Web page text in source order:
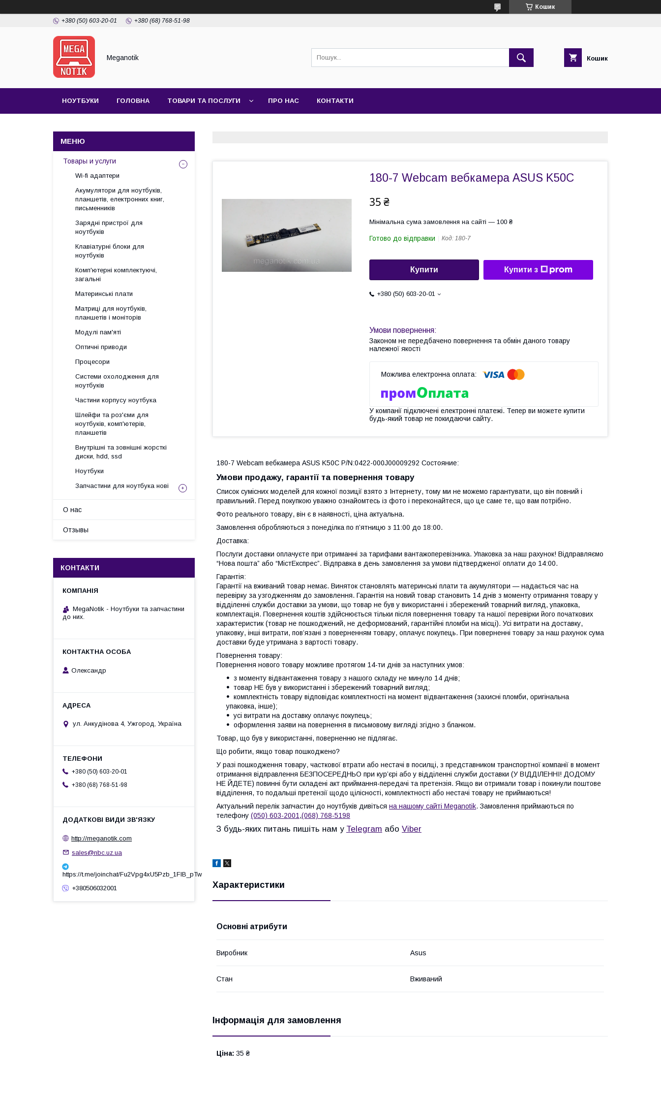
Кошик
+380 (50) 603-20-01 +380 (68) 768-51-98
Meganotik Кошик
НОУТБУКИ ГОЛОВНА ТОВАРИ ТА ПОСЛУГИ ПРО НАС КОНТАКТИ
180-7 Webcam вебкамера ASUS K50C
35 ₴
Мінімальна сума замовлення на сайті — 100 ₴
Готово до відправки Код: 180-7
Купити Купити з
+380 (50) 603-20-01
Законом не передбачено повернення та обмін даного товару
належної якості
У компанії підключені електронні платежі. Тепер ви можете купити
будь-який товар не покидаючи сайту.
180-7 Webcam вебкамера ASUS K50C P/N:0422-000J00009292 Состояние:
Умови продажу, гарантії та повернення товару
Список сумісних моделей для кожної позиції взято з Інтернету, тому ми не можемо гарантувати, що він повний і
правильний. Перед покупкою уважно ознайомтесь із фото і переконайтеся, що це саме те, що вам потрібно.
Фото реального товару, він є в наявності, ціна актуальна.
Замовлення обробляються з понеділка по п’ятницю з 11:00 до 18:00.
Доставка:
Послуги доставки оплачуєте при отриманні за тарифами вантажоперевізника. Упаковка за наш рахунок! Відправляємо
“Нова пошта” або “МістЕкспрес”. Відправка в день замовлення за умови підтвердженої оплати до 14:00.
Гарантія:
Гарантії на вживаний товар немає. Виняток становлять материнські плати та акумулятори — надається час на
перевірку за узгодженням до замовлення. Гарантія на новий товар становить 14 днів з моменту отримання товару у
відділенні служби доставки за умови, що товар не був у використанні і збережений товарний вигляд, упаковка,
комплектація. Повернення коштів здійснюється тільки після повернення товару та нашої перевірки його початкових
характеристик (товар не пошкоджений, не деформований, гарантійні пломби на місці). Усі витрати на доставку,
упаковку, інші витрати, пов’язані з поверненням товару, оплачує покупець. При поверненні товару за наш рахунок сума
доставки буде утримана з вартості товару.
Повернення товару:
Повернення нового товару можливе протягом 14-ти днів за наступних умов:
з моменту відвантаження товару з нашого складу не минуло 14 днів;
товар НЕ був у використанні і збережений товарний вигляд;
комплектність товару відповідає комплектності на момент відвантаження (захисні пломби, оригінальна
упаковка, інше);
усі витрати на доставку оплачує покупець;
оформлення заяви на повернення в письмовому вигляді згідно з бланком.
Товар, що був у використанні, поверненню не підлягає.
Що робити, якщо товар пошкоджено?
У разі пошкодження товару, часткової втрати або нестачі в посилці, з представником транспортної компанії в момент
отримання відправлення БЕЗПОСЕРЕДНЬО при кур’єрі або у відділенні служби доставки (У ВІДДІЛЕННІ! ДОДОМУ
НЕ ЙДЕТЕ) повинні бути складені акт приймання-передачі та претензія. Якщо ви отримали товар і покинули поштове
відділення, то подальші претензії щодо цілісності, комплектності або нестачі товару не приймаються!
Актуальний перелік запчастин до ноутбуків дивіться на нашому сайті Meganotik. Замовлення приймаються по
телефону (050) 603-2001,(068) 768-5198
З будь-яких питань пишіть нам у Telegram або Viber
Характеристики
Основні атрибути
Виробник Asus
Стан Вживаний
Інформація для замовлення
Ціна: 35 ₴
Товары и услуги
Wi-fi адаптери
Акумулятори для ноутбуків,
планшетів, електронних книг,
письменників
Зарядні пристрої для
ноутбуків
Клавіатурні блоки для
ноутбуків
Комп'ютерні комплектуючі,
загальні
Материнські плати
Матриці для ноутбуків,
планшетів і моніторів
Модулі пам'яті
Оптичні приводи
Процесори
Системи охолодження для
ноутбуків
Частини корпусу ноутбука
Шлейфи та роз'єми для
ноутбуків, комп'ютерів,
планшетів
Внутрішні та зовнішні жорсткі
диски, hdd, ssd
Ноутбуки
Запчастини для ноутбука нові
О нас
Отзывы
КОНТАКТИ
MegaNotik - Ноутбуки та запчастини
до них.
Олександр
ул. Анкудінова 4, Ужгород, Україна
+380 (50) 603-20-01
+380 (68) 768-51-98
http://meganotik.com
sales@nbc.uz.ua
https://t.me/joinchat/Fu2Vpg4xU5Pzb_1FIB_pTw
+380506032001